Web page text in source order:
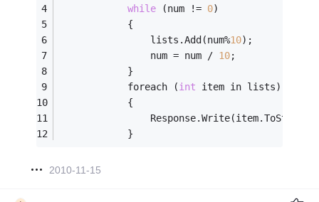
while (num != 0)
            {
                lists.Add(num%
10);
                num = num /
10;
            }
            foreach (
int item in lists)
            {
            }
2010-11-15